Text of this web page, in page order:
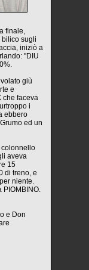
finale,
bilico sugli
iniziò a
"DIU
giù
e
che faceva
i
ebbero
ed un
colonnello
aveva
15
di treno, e
niente.
PIOMBINO.
e Don